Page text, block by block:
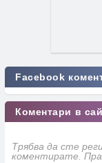
Facebook
Коментари в
Трябва да сте
коментирате.